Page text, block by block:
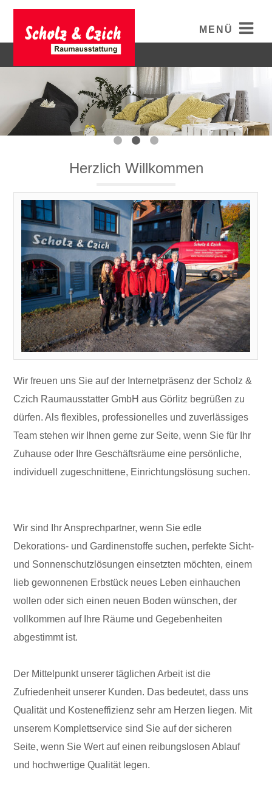
MENÜ
Herzlich Willkommen
Wir freuen uns Sie auf der Internetpräsenz der Scholz &
Czich Raumausstatter GmbH aus Görlitz begrüßen zu
dürfen. Als flexibles, professionelles und zuverlässiges
Team stehen wir Ihnen gerne zur Seite, wenn Sie für Ihr
Zuhause oder Ihre Geschäftsräume eine persönliche,
individuell zugeschnittene, Einrichtungslösung suchen.
Wir sind Ihr Ansprechpartner, wenn Sie edle
Dekorations- und Gardinenstoffe suchen, perfekte Sicht-
und Sonnenschutzlösungen einsetzten möchten, einem
lieb gewonnenen Erbstück neues Leben einhauchen
wollen oder sich einen neuen Boden wünschen, der
vollkommen auf Ihre Räume und Gegebenheiten
abgestimmt ist.
Der Mittelpunkt unserer täglichen Arbeit ist die
Zufriedenheit unserer Kunden. Das bedeutet, dass uns
Qualität und Kosteneffizienz sehr am Herzen liegen. Mit
unserem Komplettservice sind Sie auf der sicheren
Seite, wenn Sie Wert auf einen reibungslosen Ablauf
und hochwertige Qualität legen.